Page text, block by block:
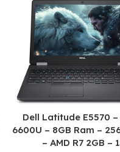
Dell Latitude E5570
6600U – 8GB Ram –
– AMD R7 2GB –